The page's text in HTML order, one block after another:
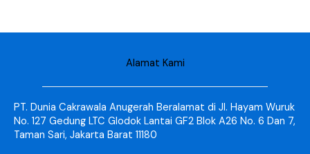
Alamat Kami
PT. Dunia Cakrawala Anugerah Beralamat di Jl. Hayam Wuruk
No. 127 Gedung LTC Glodok Lantai GF2 Blok A26 No. 6 Dan 7,
Taman Sari, Jakarta Barat 11180